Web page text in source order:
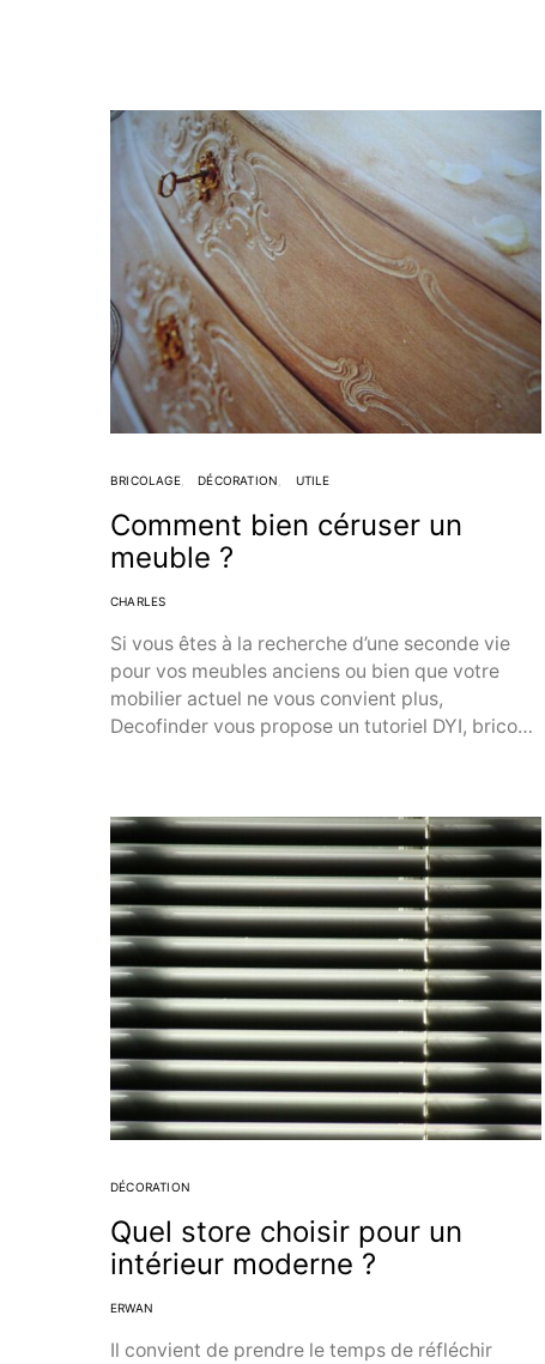
BRICOLAGE DÉCORATION UTILE
Comment bien céruser un
meuble ?
CHARLES
Si vous êtes à la recherche d’une seconde vie
pour vos meubles anciens ou bien que votre
mobilier actuel ne vous convient plus,
Decofinder vous propose un tutoriel DYI, brico…
DÉCORATION
Quel store choisir pour un
intérieur moderne ?
ERWAN
Il convient de prendre le temps de réfléchir